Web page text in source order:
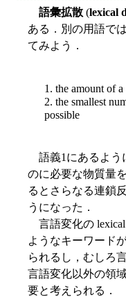
語彙拡散 (lexical
ある．別の用語では
てみよう．
1. the amount of
2. the smallest
possible
語義1にあるよう
のに必要な物質量
るとさらなる連鎖
うになった．
言語変化の lexical
ようなキーワード
られるし，むしろ
言語変化以外の領
要と考えられる．